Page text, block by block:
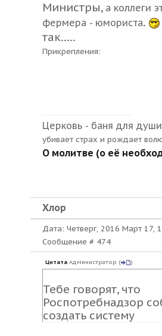
Министры, а коллеги
фермера - юмориста.
так.....
Прикрепления:
Церковь - баня для
убивает страх и рождает
О молитве (о её
Хлор
Дата: Четверг, 2016 Март 17,
Сообщение # 474
Цитата Администратор ( )
Тебе говорят, что
Роспотребнадзор
создать систему